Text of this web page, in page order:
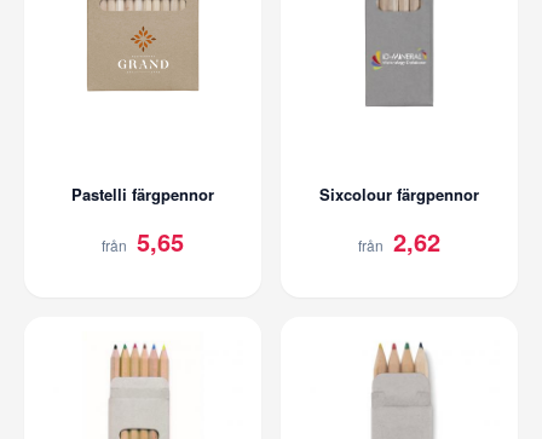
Pastelli färgpennor
från 5,65
Sixcolour färgpennor
från 2,62